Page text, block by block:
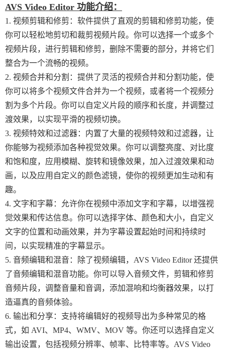
AVS Video Editor 功能介绍：
1. 视频剪辑和修剪：软件提供了直观的剪辑和修剪功能，使
你可以轻松地剪切和裁剪视频片段。你可以选择一个或多个
视频片段，进行剪辑和修剪，删除不需要的部分，并将它们
整合为一个流畅的视频。
2. 视频合并和分割：提供了灵活的视频合并和分割功能，使
你可以将多个视频文件合并为一个视频，或者将一个视频分
割为多个片段。你可以自定义片段的顺序和长度，并调整过
渡效果，以实现平滑的视频切换。
3. 视频特效和过滤器：内置了大量的视频特效和过滤器，让
你能够为视频添加各种视觉效果。你可以调整亮度、对比度
和饱和度，应用模糊、旋转和镜像效果，加入过渡效果和动
画，以及应用自定义的颜色滤镜，使你的视频更加生动和有
趣。
4. 文字和字幕：允许你在视频中添加文字和字幕，以增强视
觉效果和传达信息。你可以选择字体、颜色和大小，自定义
文字的位置和动画效果，并为字幕设置起始时间和持续时
间，以实现精准的字幕显示。
5. 音频编辑和混音：除了视频编辑，AVS Video Editor 还提供
了音频编辑和混音功能。你可以导入音频文件，剪辑和修剪
音频片段，调整音量和音调，添加混响和均衡器效果，以打
造逼真的音频体验。
6. 输出和分享：支持将编辑好的视频导出为多种常见的格
式，如 AVI、MP4、WMV、MOV 等。你还可以选择自定义
输出设置，包括视频分辨率、帧率、比特率等。AVS Video